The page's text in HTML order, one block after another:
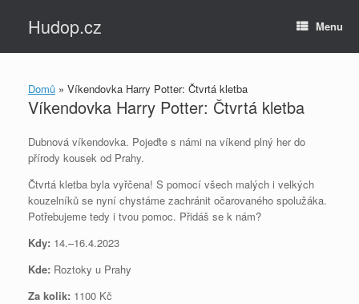
contentHudop.cz Menu
Domů » Víkendovka Harry Potter: Čtvrtá kletba
Víkendovka Harry Potter: Čtvrtá kletba
Dubnová víkendovka. Pojeďte s námi na víkend plný her do
přírody kousek od Prahy.
Čtvrtá kletba byla vyřčena! S pomocí všech malých i velkých
kouzelníků se nyní chystáme zachránit očarovaného spolužáka.
Potřebujeme tedy i tvou pomoc. Přidáš se k nám?
Kdy: 14.–16.4.2023
Kde: Roztoky u Prahy
Za kolik: 1100 Kč